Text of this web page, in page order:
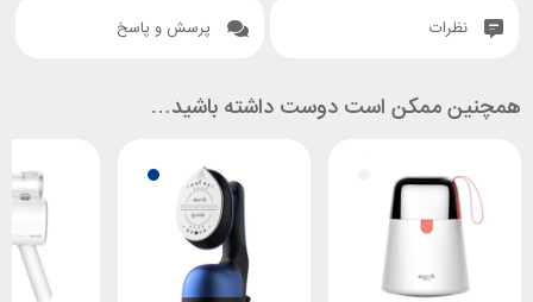
نظرات پرسش و پاسخ
همچنین ممکن است دوست داشته باشید…